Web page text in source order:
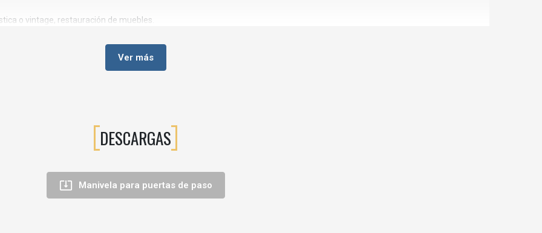
o vintage, restauración de muebles.
Ver más
DESCARGAS
 Manivela para puertas de paso